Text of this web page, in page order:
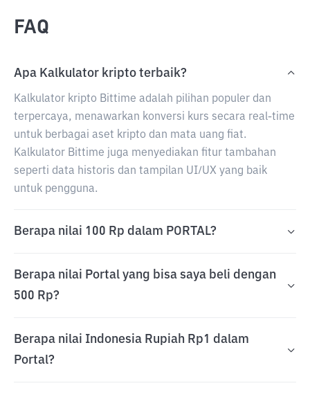
FAQ
Apa Kalkulator kripto terbaik?
Kalkulator kripto Bittime adalah pilihan populer dan
terpercaya, menawarkan konversi kurs secara real-time
untuk berbagai aset kripto dan mata uang fiat.
Kalkulator Bittime juga menyediakan fitur tambahan
seperti data historis dan tampilan UI/UX yang baik
untuk pengguna.
Berapa nilai 100 Rp dalam PORTAL?
Berapa nilai Portal yang bisa saya beli dengan
500 Rp?
Berapa nilai Indonesia Rupiah Rp1 dalam
Portal?